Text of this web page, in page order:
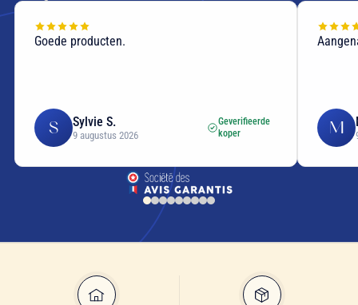
Goede producten.
S Sylvie S.
9 augustus 2026
Geverifieerde
koper
M